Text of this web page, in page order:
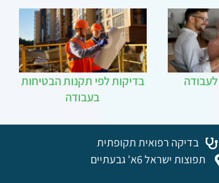
בדיקות לפי תקנות הבטיחות
בעבודה
בדיקה רפואית תקופתית
תפוצות ישראל 6א' גבעתיים